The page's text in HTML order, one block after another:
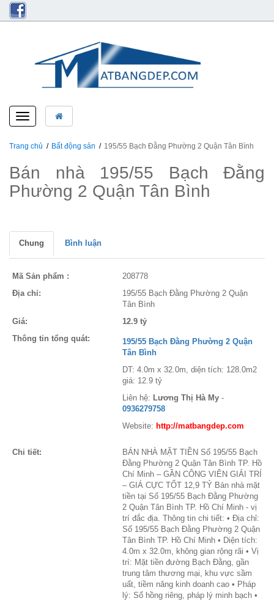
Toggle
navigation
Trang chủ Bất động sản 195/55 Bạch Đằng Phường 2 Quận Tân Bình
Bán nhà 195/55 Bạch Đằng
Phường 2 Quận Tân Bình
Chung Bình luận
Mã Sản phẩm :
208778
Địa chỉ:
195/55 Bạch Đằng Phường 2 Quận
Tân Bình
Giá:
12.9 tỷ
Thông tin tổng quát:
195/55 Bạch Đằng Phường 2 Quận
Tân Bình
DT: 4.0m x 32.0m, diện tích: 128.0m2
giá: 12.9 tỷ
Liên hệ: Lương Thị Hà My -
0936279758
Website: http://matbangdep.com
Chi tiết:
BÁN NHÀ MẶT TIỀN Số 195/55 Bạch
Đằng Phường 2 Quận Tân Bình TP. Hồ
Chí Minh – GẦN CÔNG VIÊN GIẢI TRÍ
– GIÁ CỰC TỐT 12,9 TỶ Bán nhà mặt
tiền tại Số 195/55 Bạch Đằng Phường
2 Quận Tân Bình TP. Hồ Chí Minh - vị
trí đắc địa. Thông tin chi tiết: • Địa chỉ:
Số 195/55 Bạch Đằng Phường 2 Quận
Tân Bình TP. Hồ Chí Minh • Diện tích:
4.0m x 32.0m, không gian rộng rãi • Vị
trí: Mặt tiền đường Bạch Đằng, gần
trung tâm thương mại, khu vực sầm
uất, tiềm năng kinh doanh cao • Pháp
lý: Sổ hồng riêng, pháp lý minh bạch •